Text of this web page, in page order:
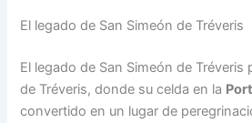
El legado de San Simeón de Tréveris
El legado de San Simeón de Tréveris
de Tréveris, donde su celda en la
convertido en un lugar de